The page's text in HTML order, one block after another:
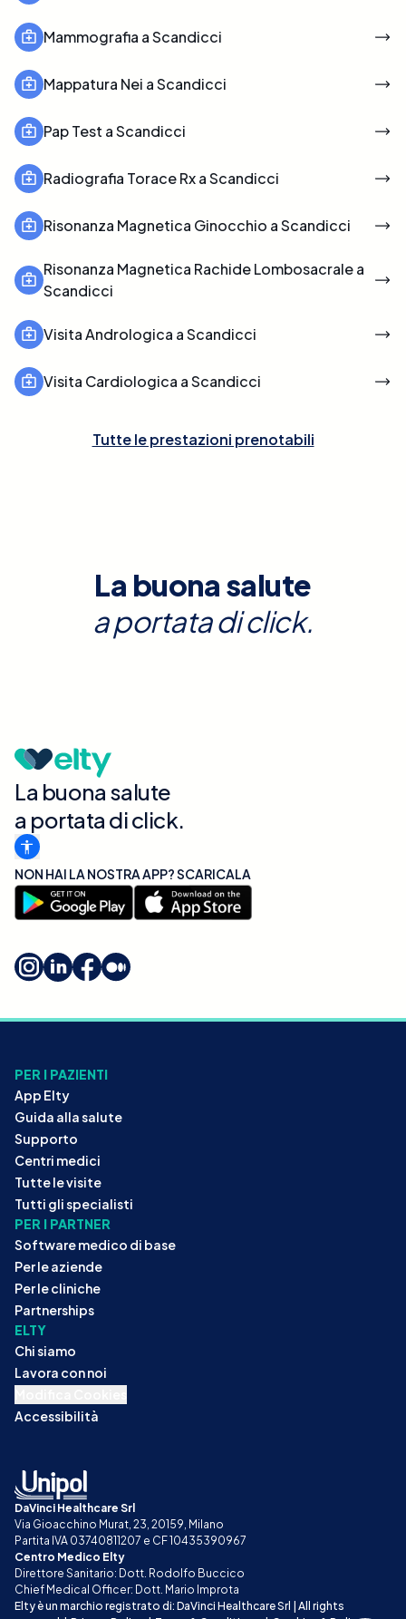
Mammografia a Scandicci
Mappatura Nei a Scandicci
Pap Test a Scandicci
Radiografia Torace Rx a Scandicci
Risonanza Magnetica Ginocchio a Scandicci
Risonanza Magnetica Rachide Lombosacrale a
Scandicci
Visita Andrologica a Scandicci
Visita Cardiologica a Scandicci
Tutte le prestazioni prenotabili
La buona salute
a portata di click.
La buona salute
a portata di click.
NON HAI LA NOSTRA APP? SCARICALA
PER I PAZIENTI
App Elty
Guida alla salute
Supporto
Centri medici
Tutte le visite
Tutti gli specialisti
PER I PARTNER
Software medico di base
Per le aziende
Per le cliniche
Partnerships
ELTY
Chi siamo
Lavora con noi
Accessibilità
DaVinci Healthcare Srl
Via Gioacchino Murat, 23, 20159, Milano
Partita IVA 03740811207 e CF 10435390967
Centro Medico Elty
Direttore Sanitario: Dott. Rodolfo Buccico
Chief Medical Officer: Dott. Mario Improta
Elty è un marchio registrato di: DaVinci Healthcare Srl | All rights